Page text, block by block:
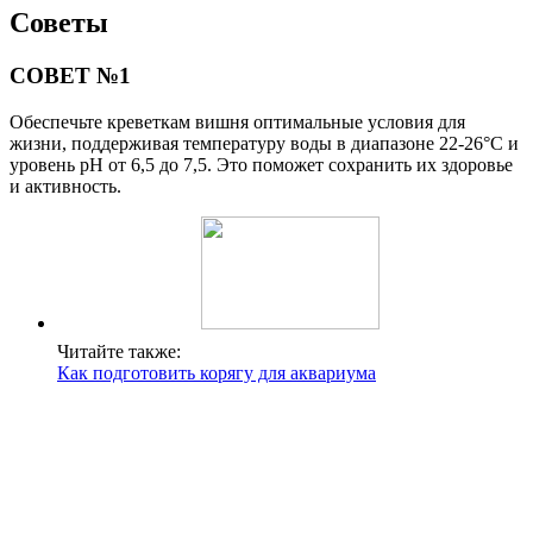
Советы
СОВЕТ №1
Обеспечьте креветкам вишня оптимальные условия для
жизни, поддерживая температуру воды в диапазоне 22-26°C и
уровень pH от 6,5 до 7,5. Это поможет сохранить их здоровье
и активность.
Читайте также:
Как подготовить корягу для аквариума